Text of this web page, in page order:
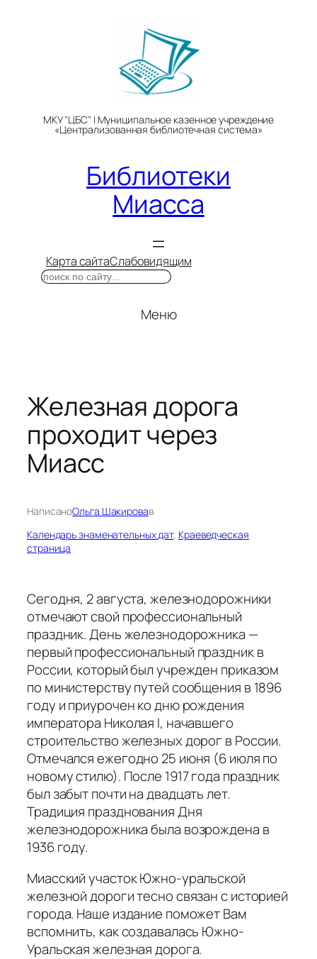
МКУ "ЦБС" | Муниципальное казенное учреждение
«Централизованная библиотечная система»
Библиотеки
Миасса
Карта сайтаСлабовидящим
Поиск
Меню
Железная дорога
проходит через
Миасс
НаписаноОльга Шакировав
Календарь знаменательных дат, Краеведческая
страница
Сегодня, 2 августа, железнодорожники
отмечают свой профессиональный
праздник. День железнодорожника —
первый профессиональный праздник в
России, который был учрежден приказом
по министерству путей сообщения в 1896
году и приурочен ко дню рождения
императора Николая I, начавшего
строительство железных дорог в России.
Отмечался ежегодно 25 июня (6 июля по
новому стилю). После 1917 года праздник
был забыт почти на двадцать лет.
Традиция празднования Дня
железнодорожника была возрождена в
1936 году.
Миасский участок Южно-уральской
железной дороги тесно связан с историей
города. Наше издание поможет Вам
вспомнить, как создавалась Южно-
Уральская железная дорога.